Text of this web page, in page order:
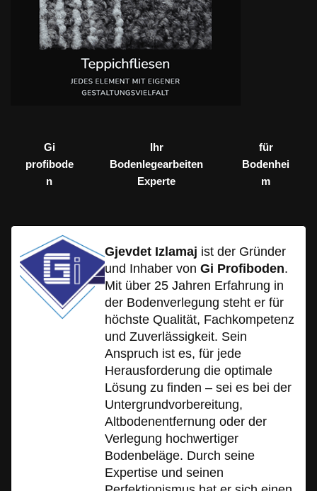
Gi
profibode
n
Ihr
Bodenlegearbeiten
Experte
für
Bodenhei
m
Gjevdet Izlamaj ist der Gründer
und Inhaber von Gi Profiboden.
Mit über 25 Jahren Erfahrung in
der Bodenverlegung steht er für
höchste Qualität, Fachkompetenz
und Zuverlässigkeit. Sein
Anspruch ist es, für jede
Herausforderung die optimale
Lösung zu finden – sei es bei der
Untergrundvorbereitung,
Altbodenentfernung oder der
Verlegung hochwertiger
Bodenbeläge. Durch seine
Expertise und seinen